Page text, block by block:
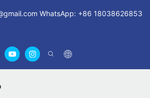
WhatsApp: +86 18038626853
О НАС СЕРТИФИКАТЫ